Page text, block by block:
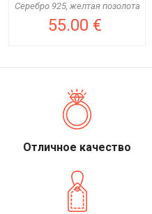
Серебро 925, желтая позолота
55.00 €
Отличное качество